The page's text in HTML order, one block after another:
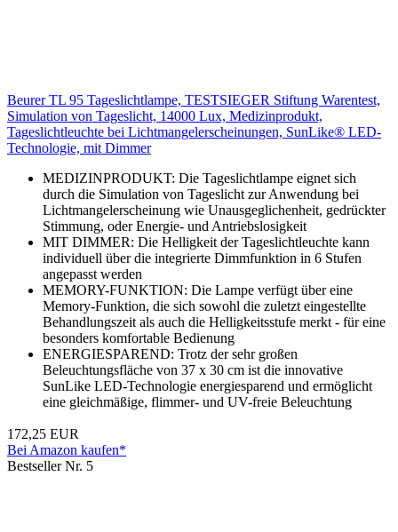
Beurer TL 95 Tageslichtlampe, TESTSIEGER Stiftung Warentest,
Simulation von Tageslicht, 14000 Lux, Medizinprodukt,
Tageslichtleuchte bei Lichtmangelerscheinungen, SunLike® LED-
Technologie, mit Dimmer
MEDIZINPRODUKT: Die Tageslichtlampe eignet sich
durch die Simulation von Tageslicht zur Anwendung bei
Lichtmangelerscheinung wie Unausgeglichenheit, gedrückter
Stimmung, oder Energie- und Antriebslosigkeit
MIT DIMMER: Die Helligkeit der Tageslichtleuchte kann
individuell über die integrierte Dimmfunktion in 6 Stufen
angepasst werden
MEMORY-FUNKTION: Die Lampe verfügt über eine
Memory-Funktion, die sich sowohl die zuletzt eingestellte
Behandlungszeit als auch die Helligkeitsstufe merkt - für eine
besonders komfortable Bedienung
ENERGIESPAREND: Trotz der sehr großen
Beleuchtungsfläche von 37 x 30 cm ist die innovative
SunLike LED-Technologie energiesparend und ermöglicht
eine gleichmäßige, flimmer- und UV-freie Beleuchtung
172,25 EUR
Bei Amazon kaufen*
Bestseller Nr. 5